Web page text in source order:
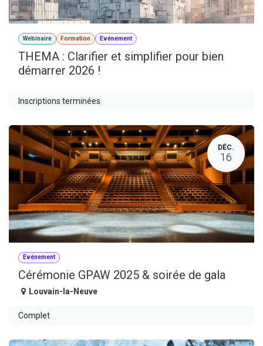
Webinaire Formation Evénement
THEMA : Clarifier et simplifier pour bien
démarrer 2026 !
Inscriptions terminées
DÉC.
16
Evénement
Cérémonie GPAW 2025 & soirée de gala
Louvain-la-Neuve
Complet